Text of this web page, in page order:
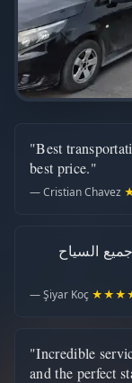
"Best
best price."
— Cristian Chavez
السياح
— Şiyar Koç
"Incredible
and the perfect